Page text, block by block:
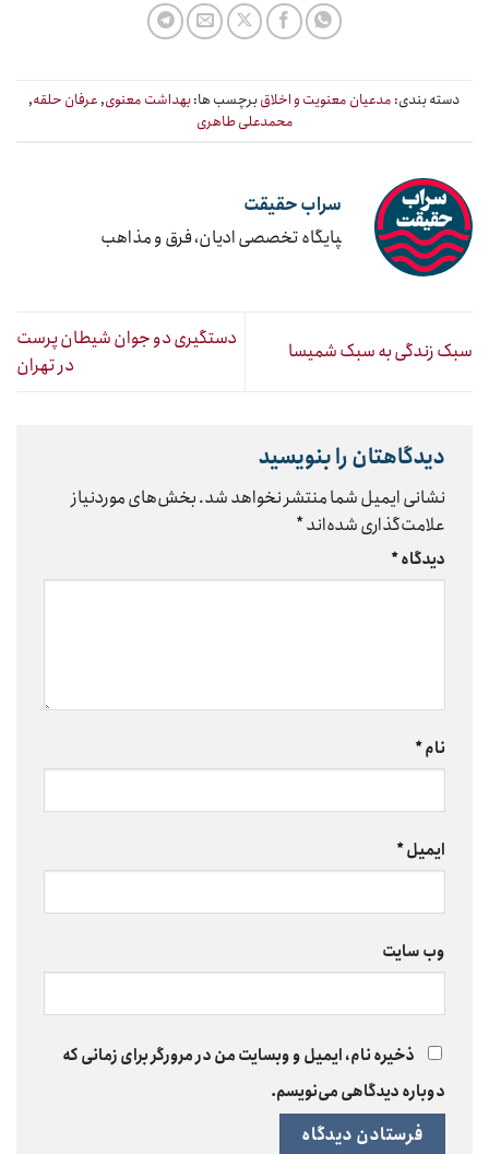
دسته بندی: مدعیان معنویت و اخلاقبرچسب ها:بهداشت معنوی, عرفان حلقه,
محمدعلی طاهری
سراب حقیقت
‍پایگاه تخصصی ادیان، فرق و مذاهب
سبک زندگی به سبک شمیسا
دستگیری دو جوان شیطان پرست
در تهران
دیدگاهتان را بنویسید
نشانی ایمیل شما منتشر نخواهد شد.بخش‌های موردنیاز
علامت‌گذاری شده‌اند*
دیدگاه*
نام*
ایمیل*
وب‌ سایت
ذخیره نام، ایمیل و وبسایت من در مرورگر برای زمانی که
دوباره دیدگاهی می‌نویسم.